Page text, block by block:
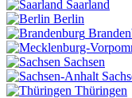
Saarland
Berlin
Sachsen
Thüringen